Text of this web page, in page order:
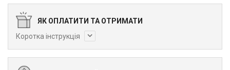
ЯК ОПЛАТИТИ ТА ОТРИМАТИ
Коротка інструкція